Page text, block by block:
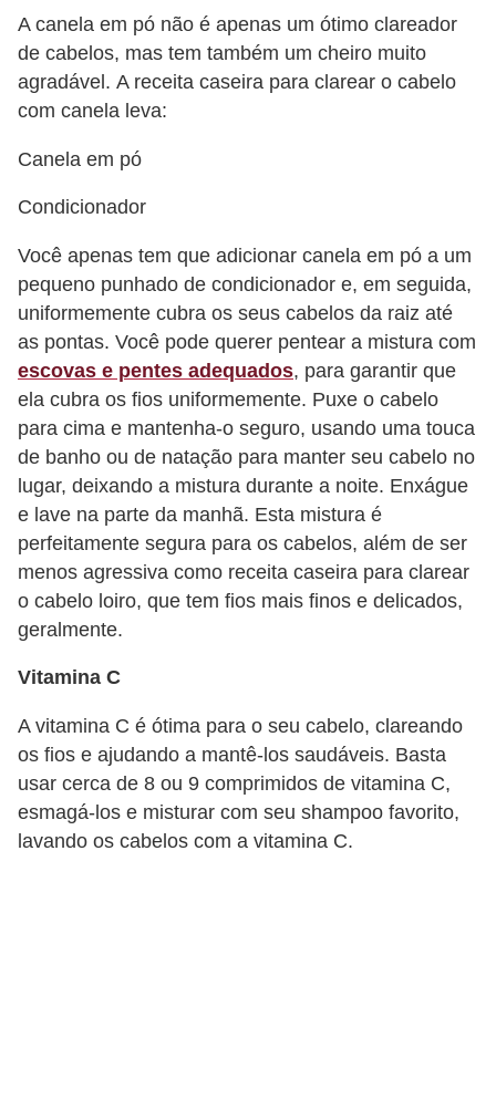
A canela em pó não é apenas um ótimo clareador
de cabelos, mas tem também um cheiro muito
agradável. A receita caseira para clarear o cabelo
com canela leva:
Canela em pó
Condicionador
Você apenas tem que adicionar canela em pó a um
pequeno punhado de condicionador e, em seguida,
uniformemente cubra os seus cabelos da raiz até
as pontas. Você pode querer pentear a mistura com
escovas e pentes adequados, para garantir que
ela cubra os fios uniformemente. Puxe o cabelo
para cima e mantenha-o seguro, usando uma touca
de banho ou de natação para manter seu cabelo no
lugar, deixando a mistura durante a noite. Enxágue
e lave na parte da manhã. Esta mistura é
perfeitamente segura para os cabelos, além de ser
menos agressiva como receita caseira para clarear
o cabelo loiro, que tem fios mais finos e delicados,
geralmente.
Vitamina C
A vitamina C é ótima para o seu cabelo, clareando
os fios e ajudando a mantê-los saudáveis. Basta
usar cerca de 8 ou 9 comprimidos de vitamina C,
esmagá-los e misturar com seu shampoo favorito,
lavando os cabelos com a vitamina C.
a
d